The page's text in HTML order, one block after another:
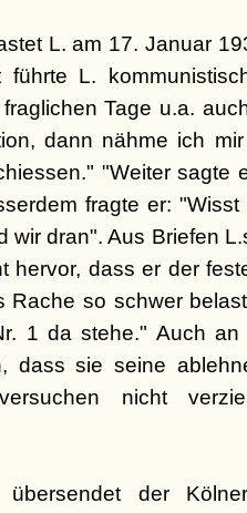
L. am 17. Januar
L.
Tage u.a.
dann nähme ich
"Weiter sagte
fragte er:
wir dran". Aus Briefen
hervor, dass er der
Rache so schwer
1 da stehe." Auch an
dass sie seine
nicht
der